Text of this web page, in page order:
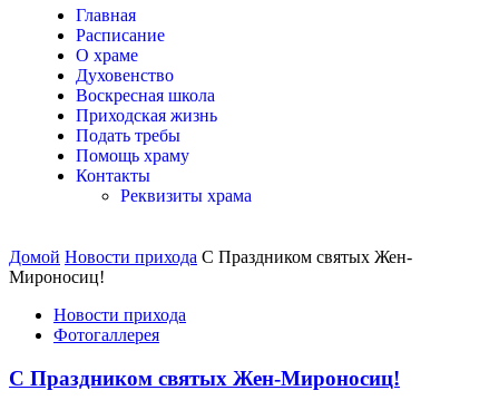
Главная
Расписание
О храме
Духовенство
Воскресная школа
Приходская жизнь
Подать требы
Помощь храму
Контакты
Реквизиты храма
Домой Новости прихода С Праздником святых Жен-
Мироносиц!
Новости прихода
Фотогаллерея
С Праздником святых Жен-Мироносиц!